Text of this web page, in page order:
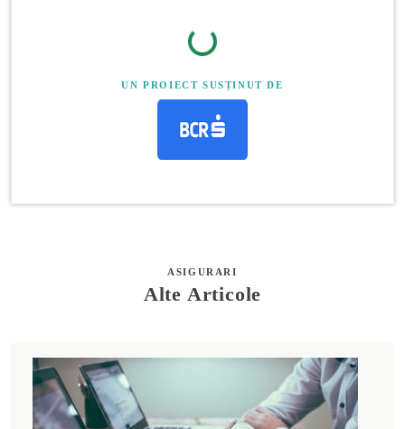
UN PROIECT SUSȚINUT DE
ASIGURARI
Alte Articole